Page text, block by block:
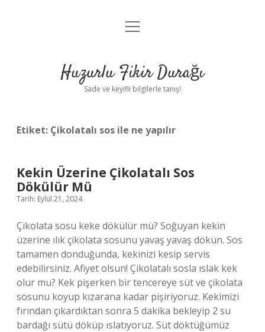
Anasayfa
Yasal Uyarı
menüyü
Huzurlu Fikir Durağı
Sade ve keyifli bilgilerle tanış!
Etiket: Çikolatalı sos ile ne yapılır
Kekin Üzerine Çikolatalı Sos
Dökülür Mü
Tarih: Eylül 21, 2024
Çikolata sosu keke dökülür mü? Soğuyan kekin
üzerine ılık çikolata sosunu yavaş yavaş dökün. Sos
tamamen donduğunda, kekinizi kesip servis
edebilirsiniz. Afiyet olsun! Çikolatalı sosla ıslak kek
olur mu? Kek pişerken bir tencereye süt ve çikolata
sosunu koyup kızarana kadar pişiriyoruz. Kekimizi
fırından çıkardıktan sonra 5 dakika bekleyip 2 su
bardağı sütü döküp ıslatıyoruz. Süt döktüğümüz